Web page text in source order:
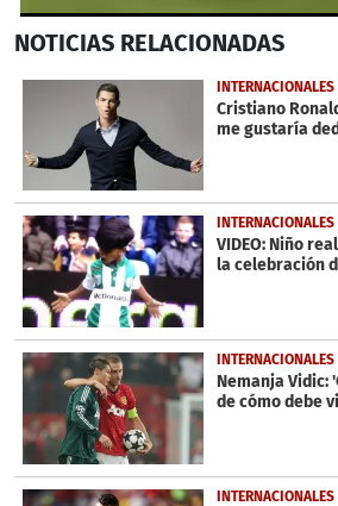
seconds
49
NOTICIAS RELACIONADAS
INTERNACIONALES
Cristiano
me gustaría
INTERNACIONALES
VIDEO: Niño
la celebración
INTERNACIONALES
Nemanja Vidic:
de cómo debe
INTERNACIONALES